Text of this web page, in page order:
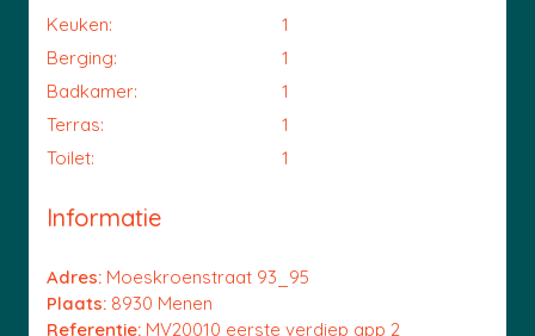
Keuken:
1
Berging:
1
Badkamer:
1
Terras:
1
Toilet:
1
Informatie
Adres: Moeskroenstraat 93_95
Plaats: 8930 Menen
Referentie: MV20010 eerste verdiep app 2